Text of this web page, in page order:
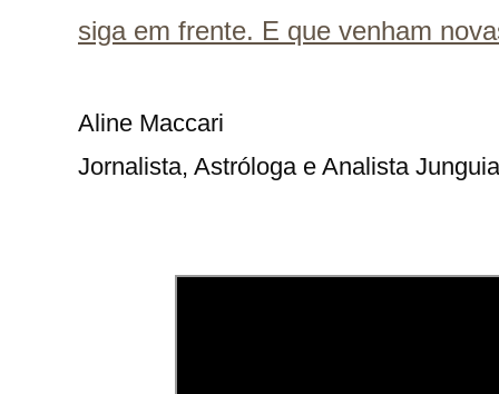
siga em frente. E que venham
Aline Maccari
Jornalista, Astróloga e Analista